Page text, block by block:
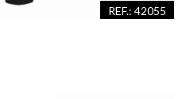
REF.: 42055